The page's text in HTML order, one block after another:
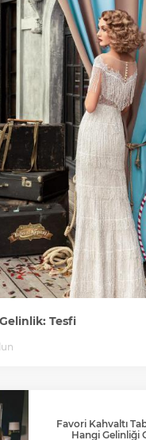
Gelinlik: Tesfi
Favori Kahvaltı
Hangi Gelinliği